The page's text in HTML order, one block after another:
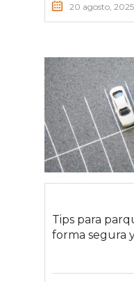
20 agosto, 2025
Tips para
forma segura